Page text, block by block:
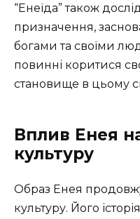
“Енеїда” також
призначення,
богами та своїми
повинні коритися
становище в цьому
Вплив Енея
культуру
Образ Енея
культуру. Його